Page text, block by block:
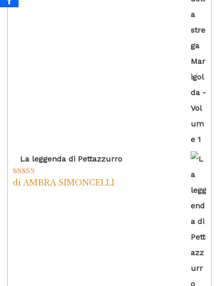
La leggenda di Pettazzurro
Valutato5su
di AMBRA SIMONCELLI